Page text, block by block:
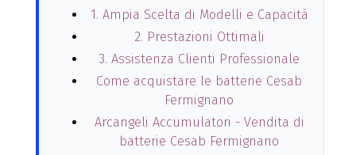
1. Ampia Scelta di Modelli e Capacità
2. Prestazioni Ottimali
3. Assistenza Clienti Professionale
Come acquistare le batterie Cesab
Fermignano
Arcangeli Accumulatori - Vendita di
batterie Cesab Fermignano